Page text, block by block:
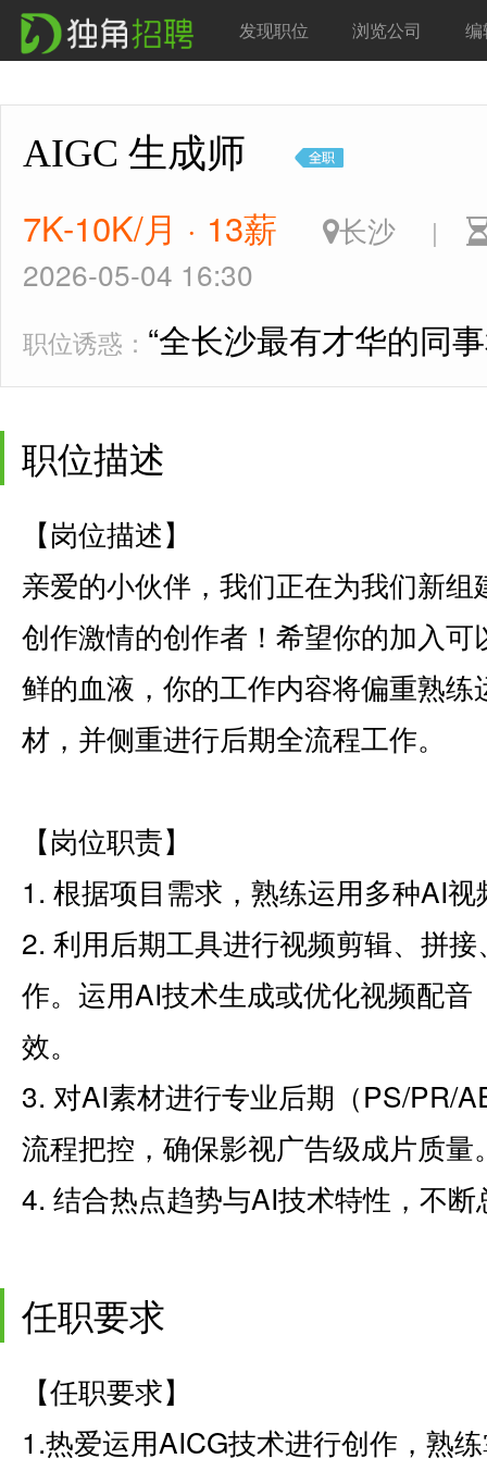
发现职位 浏览公司 编
AIGC 生成师
7K-10K/月 · 13薪 长沙 |
2026-05-04 16:30
职位诱惑： “全长沙最有才华的同
职位描述
【岗位描述】
亲爱的小伙伴，我们正在为我们新
创作激情的创作者！希望你的加入
鲜的血液，你的工作内容将偏重熟
材，并侧重进行后期全流程工作。
【岗位职责】
1. 根据项目需求，熟练运用多种AI
2. 利用后期工具进行视频剪辑、拼
作。运用AI技术生成或优化视频配
效。
3. 对AI素材进行专业后期（PS/PR/
流程把控，确保影视广告级成片质量
4. 结合热点趋势与AI技术特性，不
任职要求
【任职要求】
1.热爱运用AICG技术进行创作，熟